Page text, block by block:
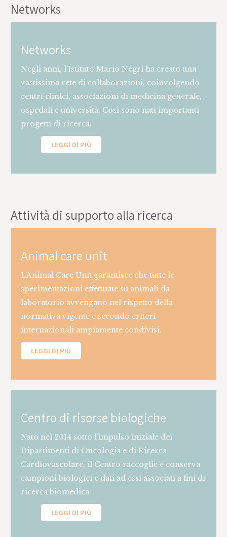
Networks
Networks
Negli anni, l’Istituto Mario Negri ha creato una
vastissima rete di collaborazioni, coinvolgendo
centri clinici, associazioni di medicina generale,
ospedali e università. Così sono nati importanti
progetti di ricerca.
LEGGI DI PIÙ
Attività di supporto alla ricerca
Animal care unit
L’Animal Care Unit garantisce che tutte le
sperimentazioni effettuate su animali da
laboratorio avvengano nel rispetto della
normativa vigente e secondo criteri
internazionali ampiamente condivisi.
LEGGI DI PIÙ
Centro di risorse biologiche
Nato nel 2014 sotto l’impulso iniziale dei
Dipartimenti di Oncologia e di Ricerca
Cardiovascolare, il Centro raccoglie e conserva
campioni biologici e dati ad essi associati a fini di
ricerca biomedica.
LEGGI DI PIÙ